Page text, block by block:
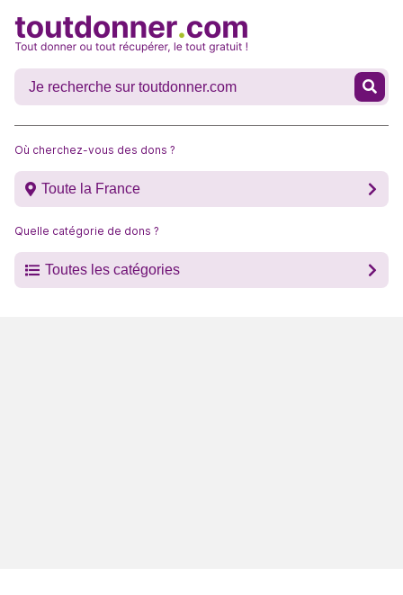
Où cherchez-vous des dons ?
Toute la France
Quelle catégorie de dons ?
Toutes les catégories